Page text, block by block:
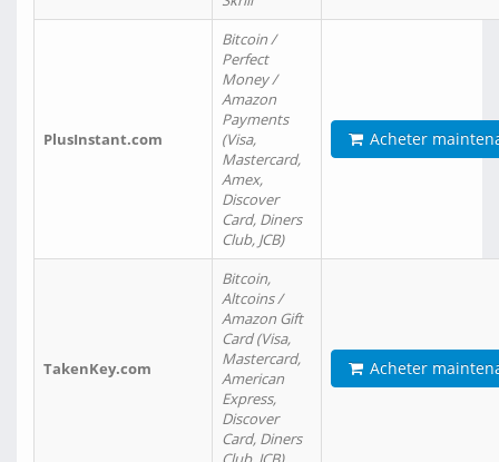
PlusInstant.com
Bitcoin /
Perfect
Money /
Amazon
Payments
(Visa,
Mastercard,
Amex,
Discover
Card, Diners
Club, JCB)
Acheter
TakenKey.com
Bitcoin,
Altcoins /
Amazon Gift
Card (Visa,
Mastercard,
American
Express,
Discover
Card, Diners
Acheter